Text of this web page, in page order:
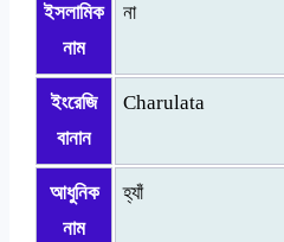
ইসলামিক
নাম
না
ইংরেজি
বানান
Charulata
আধুনিক
নাম
হ্যাঁ